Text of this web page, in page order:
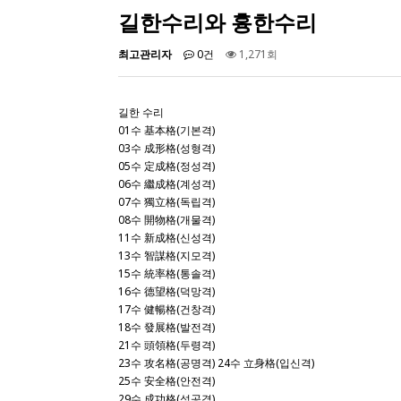
길한수리와 흉한수리
최고관리자 0건 1,271회
길한 수리
01수 基本格(기본격)
03수 成形格(성형격)
05수 定成格(정성격)
06수 繼成格(계성격)
07수 獨立格(독립격)
08수 開物格(개물격)
11수 新成格(신성격)
13수 智謀格(지모격)
15수 統率格(통솔격)
16수 德望格(덕망격)
17수 健暢格(건창격)
18수 發展格(발전격)
21수 頭領格(두령격)
23수 攻名格(공명격) 24수 立身格(입신격)
25수 安全格(안전격)